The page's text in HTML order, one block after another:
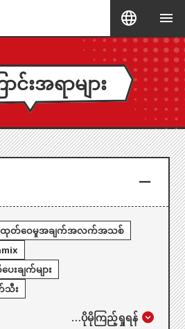
င်းအရာများ
ထုတ်ဝေမှုအချက်အလက်အသစ်
းချက်များ
သီး
…ပိုမိုကြည့်ရှုရန်